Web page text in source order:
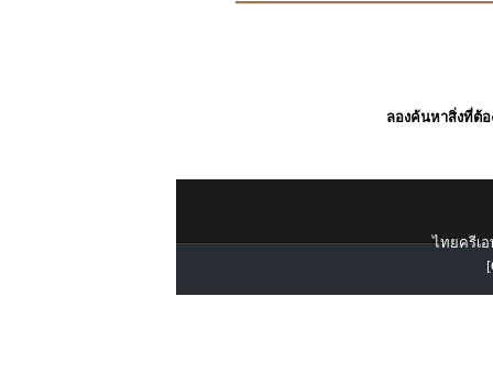
ลองค้นหาสิ่งที่ต้อ
ไทยครีเอ
[